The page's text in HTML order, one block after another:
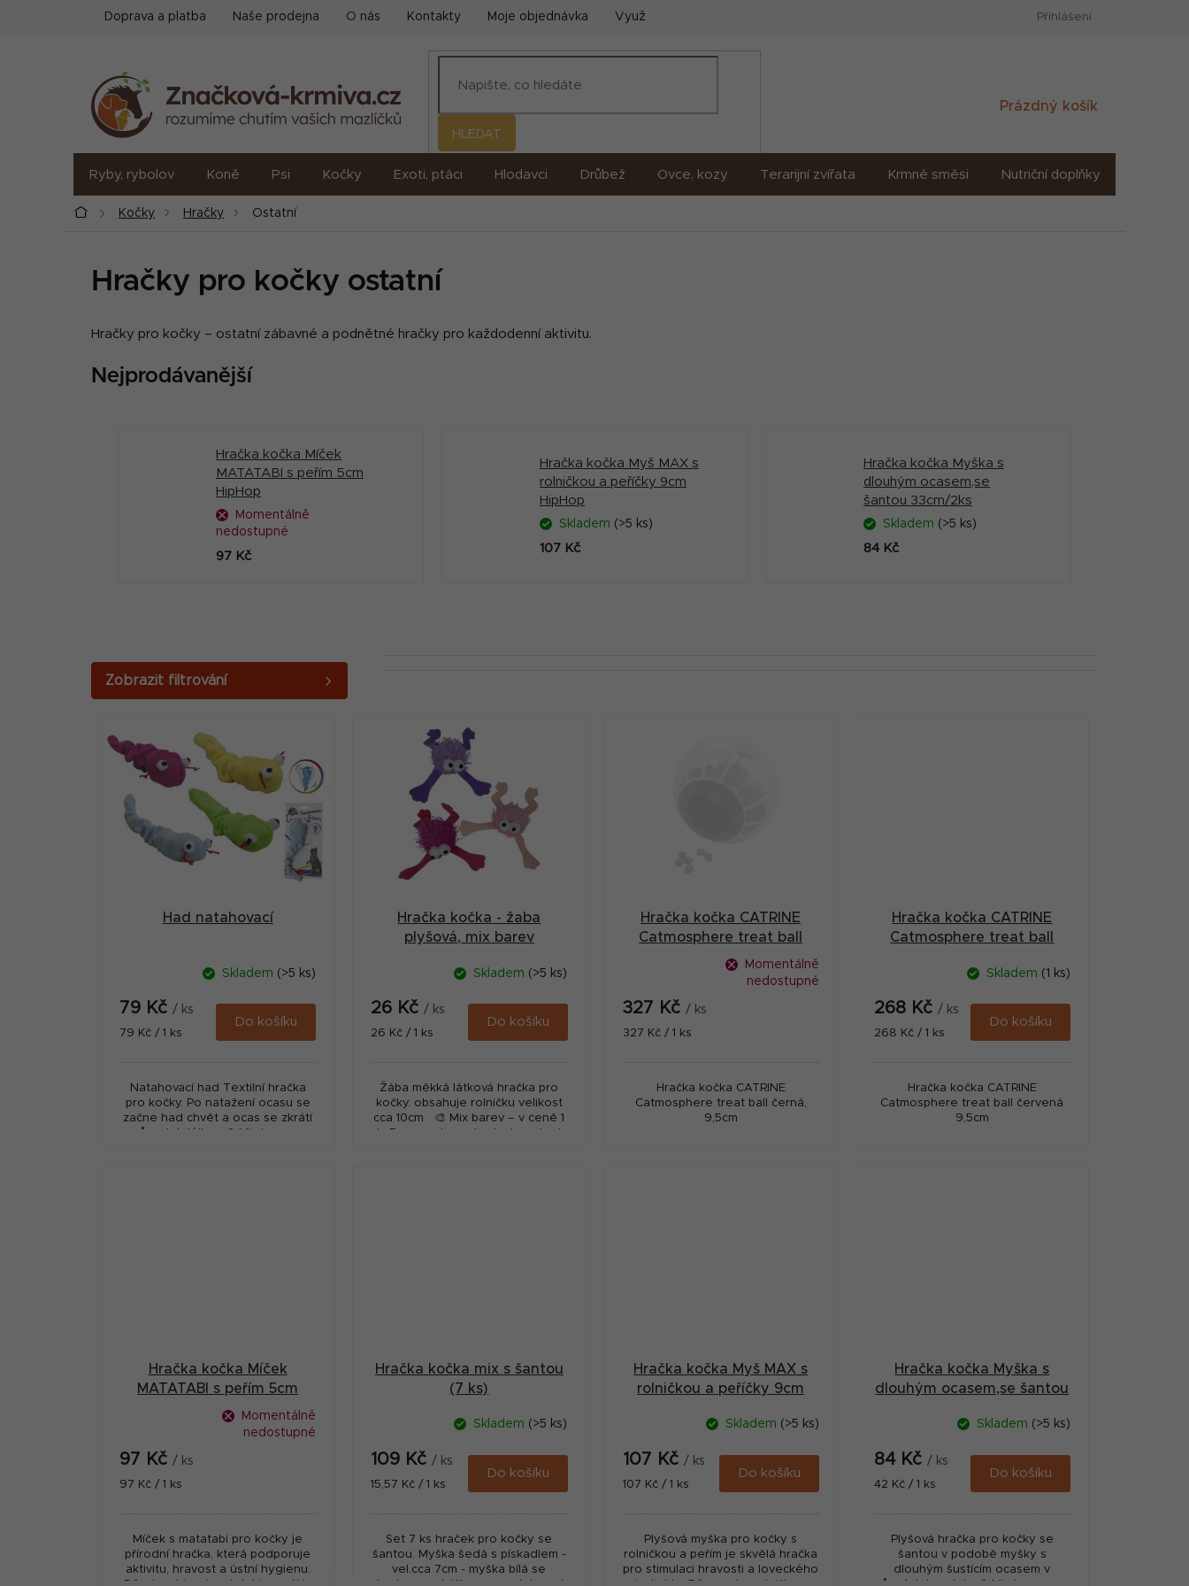
Doprava a platba Naše prodejna O nás Kontakty Moje objednávka Využití umělé inteligence (AI) Přihlášení
HLEDAT
Nákupní
Prázdný košík
Ryby, rybolov Koně Psi Kočky Exoti, ptáci Hlodavci Drůbež Ovce, kozy Terarijní zvířata Krmné směsi Nutriční doplňky
DomůKočky Hračky Ostatní
Hračky pro kočky ostatní
Hračky pro kočky – ostatní zábavné a podnětné hračky pro každodenní aktivitu.
Nejprodávanější
Hračka kočka Míček
MATATABI s peřím 5cm
HipHop
Momentálně
nedostupné
97 Kč
Hračka kočka Myš MAX s
rolničkou a peříčky 9cm
HipHop
Skladem (>5 ks)
107 Kč
Hračka kočka Myška s
dlouhým ocasem,se
šantou 33cm/2ks
Skladem (>5 ks)
84 Kč
o
Had natahovací
Skladem (>5 ks)
79 Kč / ks
Měrná
79 Kč / 1 ks
Do košíku
Natahovací had Textilní hračka
pro kočky. Po natažení ocasu se
začne had chvět a ocas se zkrátí
Hračka kočka - žaba
plyšová, mix barev
Skladem (>5 ks)
26 Kč/ ks
Měrná
26 Kč / 1 ks
Do košíku
Žába měkká látková hračka pro
kočky. obsahuje rolničku velikost
cca 10cm 🎨 Mix barev – v ceně 1
Hračka kočka CATRINE
Catmosphere treat ball
černá
Momentálně
nedostupné
327 Kč / ks
Měrná
327 Kč / 1 ks
Hračka kočka CATRINE
Catmosphere treat ball černá,
9,5cm
Hračka kočka CATRINE
Catmosphere treat ball
Skladem (1 ks)
268 Kč / ks
Měrná
268 Kč / 1 ks
Do košíku
Hračka kočka CATRINE
Catmosphere treat ball červená
9,5cm
Hračka kočka Míček
MATATABI s peřím 5cm
HipHop
Momentálně
nedostupné
97 Kč / ks
Měrná
97 Kč / 1 ks
Míček s matatabi pro kočky je
přírodní hračka, která podporuje
aktivitu, hravost a ústní hygienu.
Hračka kočka mix s šantou
(7 ks)
Skladem (>5 ks)
109 Kč / ks
Měrná
15,57 Kč / 1 ks
Do košíku
Set 7 ks hraček pro kočky se
šantou. Myška šedá s pískadlem -
vel.cca 7cm - myška bílá se
Hračka kočka Myš MAX s
rolničkou a peříčky 9cm
Skladem (>5 ks)
107 Kč / ks
Měrná
107 Kč / 1 ks
Do košíku
Plyšová myška pro kočky s
rolničkou a peřím je skvělá hračka
pro stimulaci hravosti a loveckého
Hračka kočka Myška s
dlouhým ocasem,se šantou
Skladem (>5 ks)
84 Kč / ks
Měrná
42 Kč / 1 ks
Do košíku
Plyšová hračka pro kočky se
šantou v podobě myšky s
dlouhým šustícím ocasem v